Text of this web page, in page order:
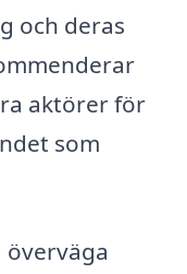
och deras
aktörer för
som